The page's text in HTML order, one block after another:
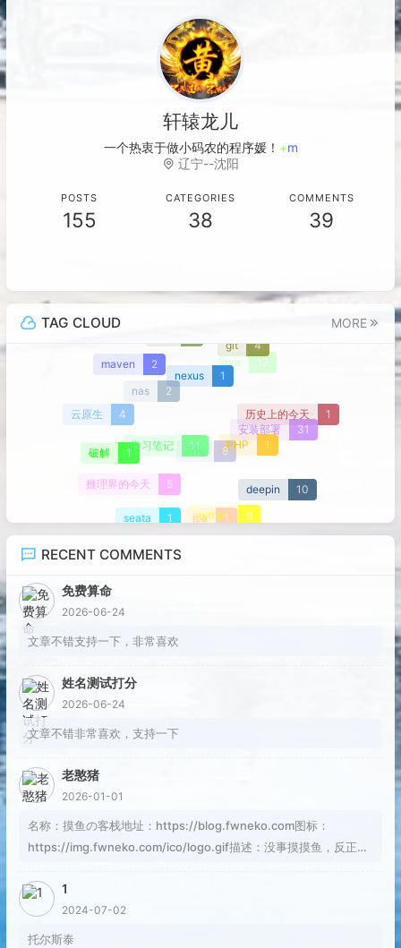
轩辕龙儿
一个热衷于做小码农的程Btv 8 H
辽宁--沈阳
POSTS
155
CATEGORIES
38
COMMENTS
39
TAG CLOUD MORE
java 12
安装部署
31
前端
8
nas 2
git 4
历史上的今天 1
deepin 10
jpa 1
推理界的今天 5
云原生 4
maven 2
nexus 1
PHP 1
python 9
seata 1
破解 1
学习笔记 11
RECENT COMMENTS
免费算命
2026-06-24
文章不错支持一下，非常喜欢
姓名测试打分
2026-06-24
文章不错非常喜欢，支持一下
老憨猪
2026-01-01
名称：摸鱼の客栈地址：https://blog.fwneko.com图标：
https://img.fwneko.com/ico/logo.gif描述：没事摸摸鱼，反正焦
1
2024-07-02
托尔斯泰